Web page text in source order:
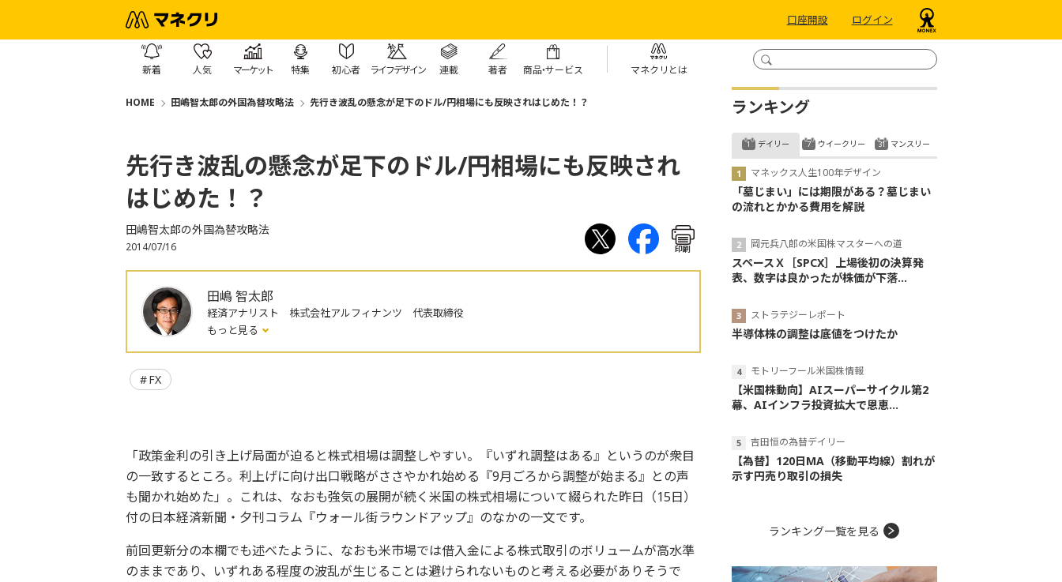
口座開設 ログイン
新着 人気 マーケット 特集 初心者 ライフデザイン 連載 著者 商品・サービス マネクリとは
HOME 田嶋智太郎の外国為替攻略法 先行き波乱の懸念が足下のドル/円相場にも反映されはじめた！？
先行き波乱の懸念が足下のドル/円相場にも反映され
はじめた！？
田嶋智太郎の外国為替攻略法
2014/07/16 印刷
田嶋 智太郎
経済アナリスト 株式会社アルフィナンツ 代表取締役
もっと見る
FX
「政策金利の引き上げ局面が迫ると株式相場は調整しやすい。『いずれ調整はある』というのが衆目
の一致するところ。利上げに向け出口戦略がささやかれ始める『9月ごろから調整が始まる』との声
も聞かれ始めた」。これは、なおも強気の展開が続く米国の株式相場について綴られた昨日（15日）
付の日本経済新聞・夕刊コラム『ウォール街ラウンドアップ』のなかの一文です。
前回更新分の本欄でも述べたように、なおも米市場では借入金による株式取引のボリュームが高水準
のままであり、いずれある程度の波乱が生じることは避けられないものと考える必要がありそうで
ランキング
デイリー
マネックス人生100年デザイン
「墓じまい」には期限がある？墓じまい
の流れとかかる費用を解説
岡元兵八郎の米国株マスターへの道
スペースＸ［SPCX］上場後初の決算発
表、数字は良かったが株価が下落...
ストラテジーレポート
半導体株の調整は底値をつけたか
モトリーフール米国株情報
【米国株動向】AIスーパーサイクル第2
幕、AIインフラ投資拡大で恩恵...
吉田恒の為替デイリー
【為替】120日MA（移動平均線）割れが
示す円売り取引の損失
ウイークリー マンスリー
ランキング一覧を見る